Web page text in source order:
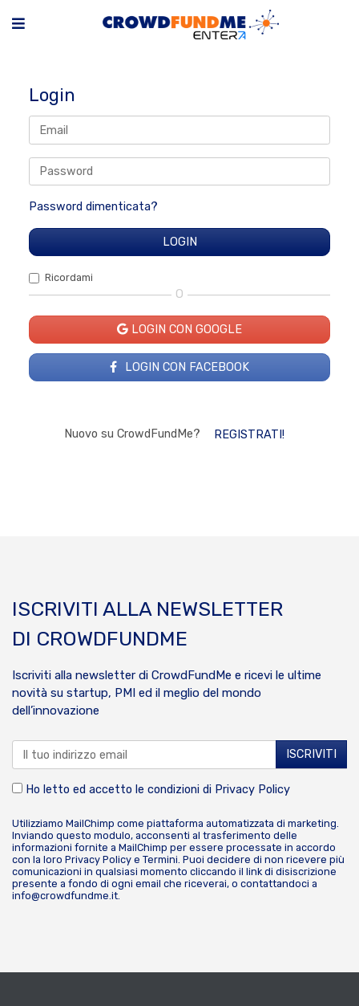
Login
Password dimenticata?
Ricordami
O
LOGIN CON GOOGLE
LOGIN CON FACEBOOK
Nuovo su CrowdFundMe? REGISTRATI!
ISCRIVITI ALLA NEWSLETTER
DI CROWDFUNDME
Iscriviti alla newsletter di CrowdFundMe e ricevi le ultime
novità su startup, PMI ed il meglio del mondo
dell’innovazione
Ho letto ed accetto le condizioni di Privacy Policy
Utilizziamo MailChimp come piattaforma automatizzata di marketing.
Inviando questo modulo, acconsenti al trasferimento delle
informazioni fornite a MailChimp per essere processate in accordo
con la loro Privacy Policy e Termini. Puoi decidere di non ricevere più
comunicazioni in qualsiasi momento cliccando il link di disiscrizione
presente a fondo di ogni email che riceverai, o contattandoci a
info@crowdfundme.it.